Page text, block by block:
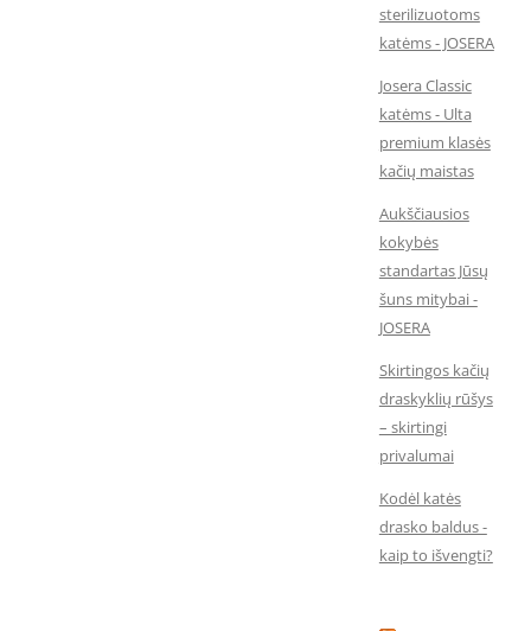
sterilizuotoms
katėms - JOSERA
Josera Classic
katėms - Ulta
premium klasės
kačių maistas
Aukščiausios
kokybės
standartas Jūsų
šuns mitybai -
JOSERA
Skirtingos kačių
draskyklių rūšys
– skirtingi
privalumai
Kodėl katės
drasko baldus -
kaip to išvengti?